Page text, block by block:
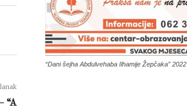
“A
“Dani šejha Abdulvehaba Ilhamije Žepčaka” 2022